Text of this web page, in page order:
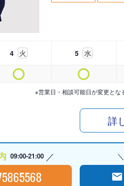
4 火 5 水
※営業日・相談可能日が変更とな
詳
09:00-21:00